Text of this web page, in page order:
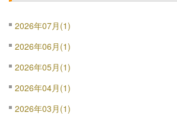
2026年07月(1)
2026年06月(1)
2026年05月(1)
2026年04月(1)
2026年03月(1)